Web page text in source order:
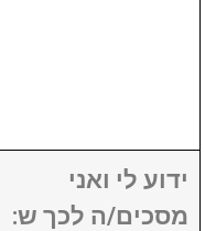
ידוע לי ואני
מסכים/ה לכך ש: